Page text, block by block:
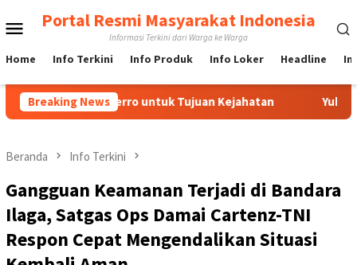
ke
Menu
Mobile
Portal Resmi Masyarakat Indonesia
Informasi Terkini dari Warga ke Warga
Home Info Terkini Info Produk Info Loker Headline
Breaking News
IndoFerro untuk Tujuan Kejahatan Yuk Lebih
Beranda Info Terkini
Gangguan Keamanan Terjadi di Bandara
Ilaga, Satgas Ops Damai Cartenz-TNI
Respon Cepat Mengendalikan Situasi